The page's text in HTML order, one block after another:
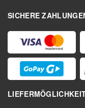
SICHERE